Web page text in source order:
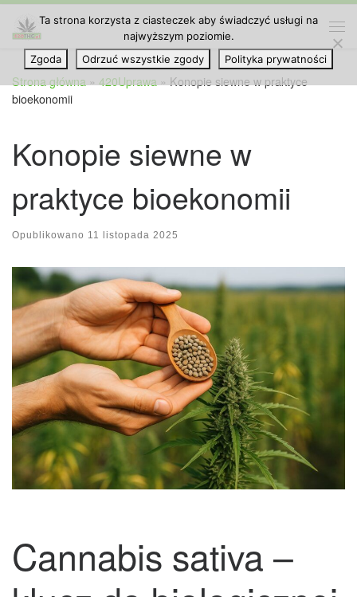
Przejdź do treści
Strona główna » 420Uprawa » Konopie siewne w praktyce
bioekonomii
Konopie siewne w
praktyce bioekonomii
Opublikowano 11 listopada 2025
Cannabis sativa –
Ta strona korzysta z ciasteczek aby świadczyć usługi na
najwyższym poziomie.
Zgoda
Odrzuć wszystkie zgody Polityka prywatności